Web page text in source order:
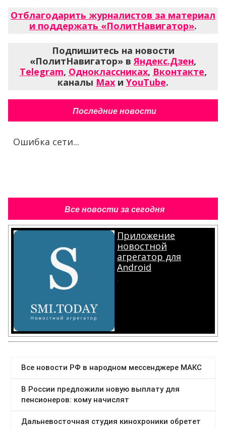
Отблагодарить журналистов за материал
и поддержать «ПолитНавигатор».
Подпишитесь на новости
«ПолитНавигатор» вЯндекс.Дзен,
Telegram, Одноклассниках, Вконтакте,
каналы Max и YouTube.
Последние новости
Ошибка сети...
Все новости за сегодня
Приложение
новостной
агрегатор для
Android
.